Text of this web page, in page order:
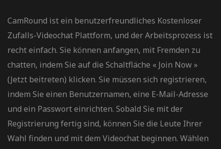
CamRound ist ein benutzerfreundliches Kostenloser
Zufalls-Videochat Plattform, und der Arbeitsprozess ist
recht einfach. Sie können anfangen, mit Fremden zu
chatten, indem Sie auf die Schaltfläche « Join Now »
(Jetzt beitreten) klicken. Sie müssen sich registrieren,
indem Sie einen Benutzernamen, eine E-Mail-Adresse
und ein Passwort einrichten. Sobald Sie mit der
Registrierung fertig sind, können Sie die Leute Ihrer
Wahl finden und mit dem Videochat beginnen. Wählen